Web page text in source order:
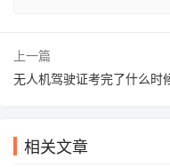
上一篇
相关文章